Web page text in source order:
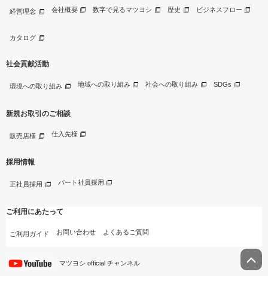
経営理念 会社概要 数字で見るマツヨシ 歴史 ビジネスフロー
カタログ
社会貢献活動
環境への取り組み 地域への取り組み 社会への取り組み SDGs
新規お取引のご相談
販売店様 仕入先様
採用情報
正社員採用 パート社員採用
ご利用にあたって
ご利用ガイド お問い合わせ よくあるご質問
マツヨシ official チャンネル